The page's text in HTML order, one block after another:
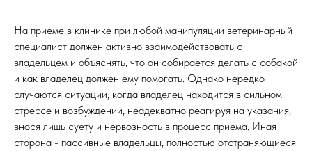
На приеме в клинике при любой манипуляции ветеринарный
специалист должен активно взаимодействовать с
владельцем и объяснять, что он собирается делать с собакой
и как владелец должен ему помогать. Однако нередко
случаются ситуации, когда владелец находится в сильном
стрессе и возбуждении, неадекватно реагируя на указания,
внося лишь суету и нервозность в процесс приема. Иная
сторона - пассивные владельцы, полностью отстраняющиеся